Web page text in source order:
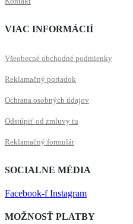
VIAC INFORMÁCIÍ
Všeobecné obchodné podmienky
Reklamačný poriadok
Ochrana osobných údajov
Odstúpiť od zmluvy tu
Reklamačný formulár
SOCIALNE MÉDIA
Facebook-f Instagram
MOŽNOSŤ PLATBY